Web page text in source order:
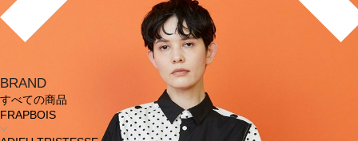
BRAND
すべての商品
FRAPBOIS